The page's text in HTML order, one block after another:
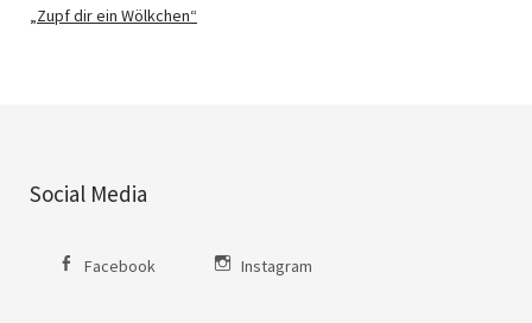
„Zupf dir ein Wölkchen“
Social Media
Facebook Instagram